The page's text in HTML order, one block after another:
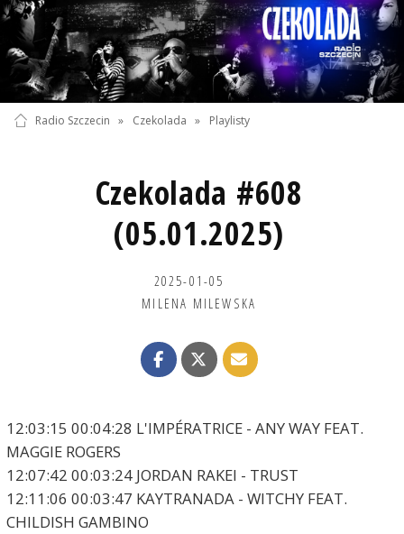
Radio Szczecin » Czekolada » Playlisty
Czekolada #608
(05.01.2025)
2025-01-05
MILENA MILEWSKA
12:03:15 00:04:28 L'IMPÉRATRICE - ANY WAY FEAT.
MAGGIE ROGERS
12:07:42 00:03:24 JORDAN RAKEI - TRUST
12:11:06 00:03:47 KAYTRANADA - WITCHY FEAT.
CHILDISH GAMBINO